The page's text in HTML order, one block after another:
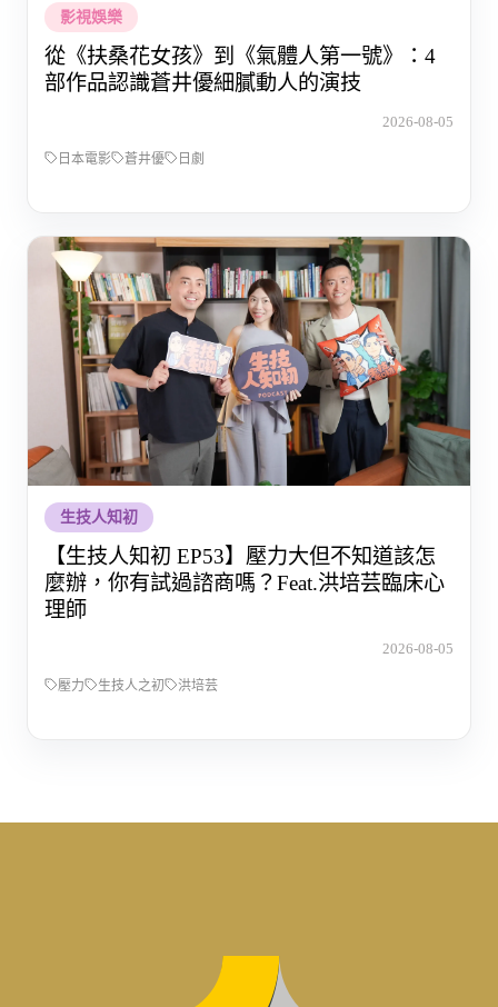
影視娛樂
從《扶桑花女孩》到《氣體人第一號》：4
部作品認識蒼井優細膩動人的演技
2026-08-05
日本電影 蒼井優 日劇
生技人知初
【生技人知初 EP53】壓力大但不知道該怎
麼辦，你有試過諮商嗎？Feat.洪培芸臨床心
理師
2026-08-05
壓力 生技人之初 洪培芸